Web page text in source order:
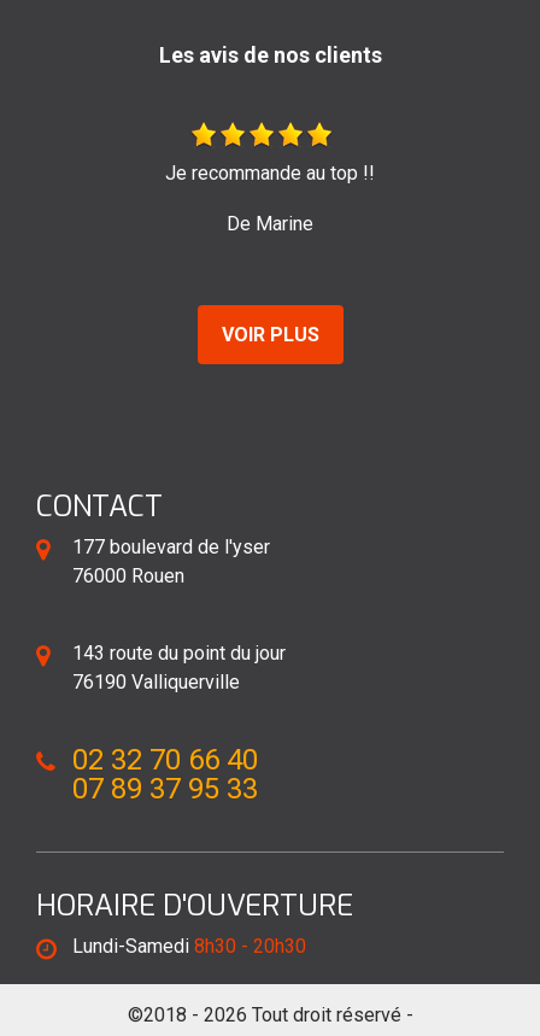
Les avis de nos clients
Très bon travail de l'entreprise Sage ! Je les
VOIR PLUS
CONTACT
177 boulevard de l'yser
76000 Rouen
143 route du point du jour
76190 Valliquerville
02 32 70 66 40
07 89 37 95 33
HORAIRE D'OUVERTURE
Lundi-Samedi 8h30 - 20h30
©2018 - 2026 Tout droit réservé -